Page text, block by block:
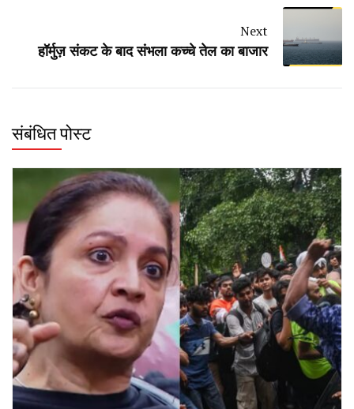
Next
हॉर्मुज़ संकट के बाद संभला कच्चे तेल का बाजार
संबंधित पोस्ट